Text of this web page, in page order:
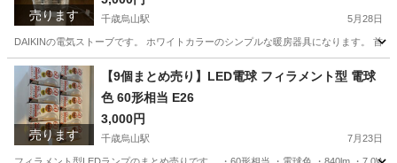
売ります 千歳烏山駅 5月28日
DAIKINの電気ストーブです。 ホワイトカラーのシンプルな暖房器具になります。 首
東京 世田谷区 千歳烏山駅 季節、空調家電
売ります
【9個まとめ売り】LED電球 フィラメント型 電球
色 60形相当 E26
3,000円
千歳烏山駅 7月23日